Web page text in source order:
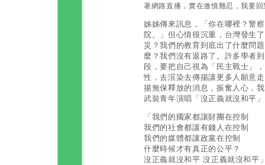
著網路直播，實在激憤難忍，我要
姊姊傳來訊息，「你在哪裡？警
院。」但心情很沉重，台灣發生
災？我們的教育到底出了什麼問
麼？我們沒有退路了。許多學者
段，要把自己視為「民主戰士」
性，去渲染去傳揚讓更多人願意
揚無保釋放的消息，振奮人心，
武裝青年演唱「沒正義就沒和平
「我們的國家都讓財團在控制
我們的社會都讓有錢人在控制
我們的媒體都讓政黨在控制
什麼時候才有真正的公平？
沒正義就沒和平 沒正義就沒和平